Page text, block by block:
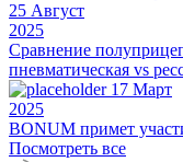
25 Август
2025
Сравнение
пневматическая vs
17 Март
2025
BONUM примет
Посмотреть все